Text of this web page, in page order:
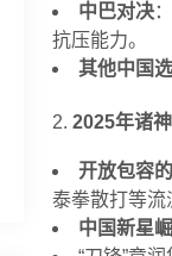
中巴对决
抗压能力。
其他中国
2. 2025年诸
开放包容
泰拳散打等流
中国新星